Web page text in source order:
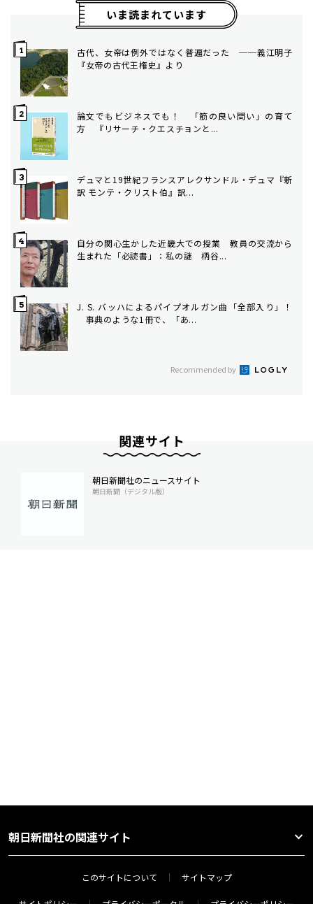
いま読まれています
古代、女帝は例外ではなく普遍だった ──義江明子
『女帝の古代王権史』より
論文でもビジネスでも！ 「筋の良い問い」の育て
方 ――『リサーチ・クエスチョンと...
デュマと19世紀フランス――アレクサンドル・デュマ『新
訳 モンテ・クリスト伯』訳...
自分の関心生かした近畿大での授業 教員の交流から
生まれた「必読書」：私の謎 柄谷...
J. S. バッハによるパイプオルガン曲「全部入り」！
事典のような1冊で、「あ...
Recommended by
関連サイト
朝日新聞社のニュースサイト
朝日新聞（デジタル版）
朝日新聞社の関連サイト
このサイトについて サイトマップ